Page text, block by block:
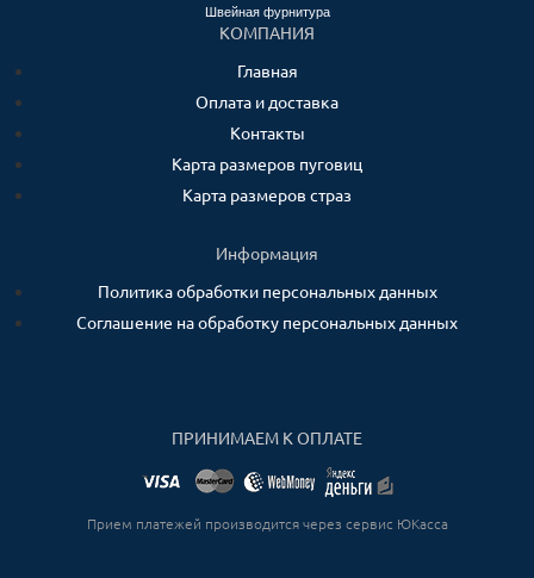
Швейная фурнитура
КОМПАНИЯ
Главная
Оплата и доставка
Контакты
Карта размеров пуговиц
Карта размеров страз
Информация
Политика обработки персональных данных
Соглашение на обработку персональных данных
ПРИНИМАЕМ К ОПЛАТЕ
Прием платежей производится через сервис ЮКасса